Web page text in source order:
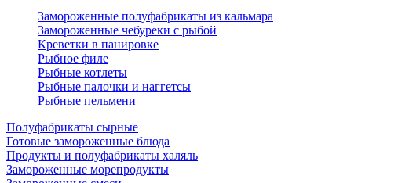
Замороженные полуфабрикаты из кальмара
Замороженные чебуреки с рыбой
Креветки в панировке
Рыбное филе
Рыбные котлеты
Рыбные палочки и наггетсы
Рыбные пельмени
Полуфабрикаты сырные
Готовые замороженные блюда
Продукты и полуфабрикаты халяль
Замороженные морепродукты